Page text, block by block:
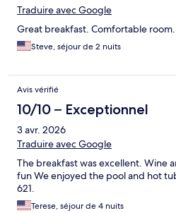
Traduire avec Google
Great breakfast. Comfortable
Steve, séjour de 2 nuits
Avis vérifié
10/10 – Exceptionnel
3 avr. 2026
Traduire avec Google
The breakfast was excellent. Wine
fun We enjoyed the pool and hot
621.
Terese, séjour de 4 nuits